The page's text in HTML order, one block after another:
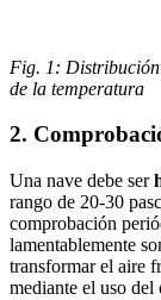
Fig. 1: Distribución
de la temperatura
2.
Una nave debe ser
rango de 20-30
comprobación
lamentablemente
transformar el aire
mediante el uso del